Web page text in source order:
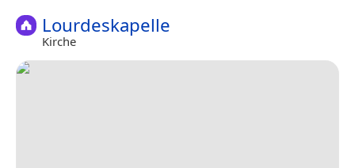
Lourdeskapelle
Kirche